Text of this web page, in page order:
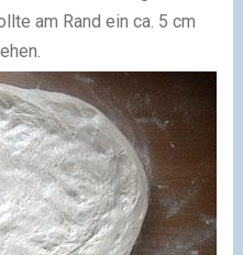
am Rand ein ca. 5 cm